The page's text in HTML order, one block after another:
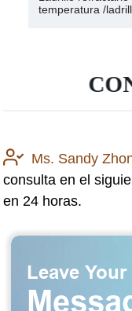
fundir platino
Ms. Sandy
consulta en el
en 24 horas.